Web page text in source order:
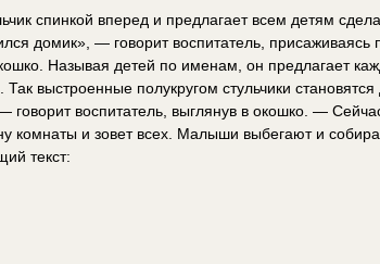
спинкой вперед и предлагает всем детям
домик», — говорит воспитатель, присаживаясь
Называя детей по именам, он предлагает
выстроенные полукругом стульчики
говорит воспитатель, выглянув в окошко. —
комнаты и зовет всех. Малыши выбегают и
текст: